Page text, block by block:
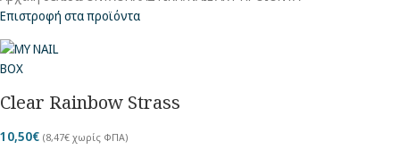
Επιστροφή στα προϊόντα
Clear Rainbow Strass
10,50€ (8,47€ χωρίς ΦΠΑ)